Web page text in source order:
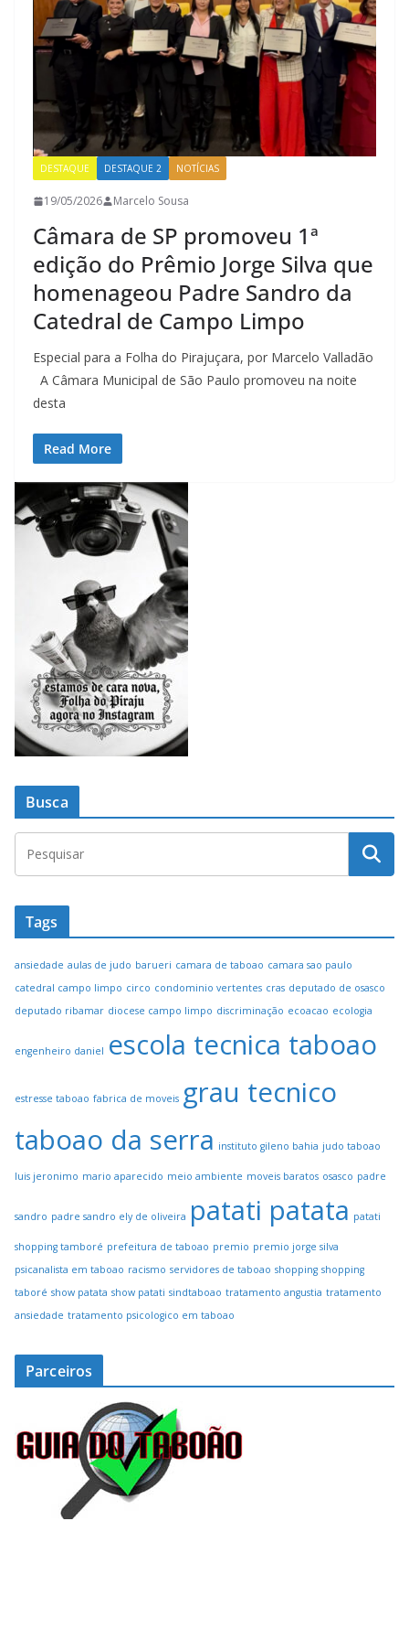
DESTAQUE DESTAQUE 2 NOTÍCIAS
19/05/2026 Marcelo Sousa
Câmara de SP promoveu 1ª
edição do Prêmio Jorge Silva que
homenageou Padre Sandro da
Catedral de Campo Limpo
Especial para a Folha do Pirajuçara, por Marcelo Valladão
A Câmara Municipal de São Paulo promoveu na noite
desta
Read More
Busca
Tags
ansiedade aulas de judo barueri camara de taboao camara sao paulo
catedral campo limpo circo condominio vertentes cras deputado de osasco
deputado ribamar diocese campo limpo discriminação ecoacao ecologia
engenheiro daniel escola tecnica taboao
estresse taboao fabrica de moveis grau tecnico
taboao da serra instituto gileno bahia judo taboao
luis jeronimo mario aparecido meio ambiente moveis baratos osasco padre
sandro padre sandro ely de oliveira patati patata patati
shopping tamboré prefeitura de taboao premio premio jorge silva
psicanalista em taboao racismo servidores de taboao shopping shopping
taboré show patata show patati sindtaboao tratamento angustia tratamento
ansiedade tratamento psicologico em taboao
Parceiros